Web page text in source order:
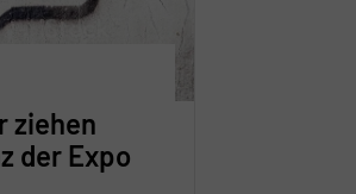
ziehen
der Expo